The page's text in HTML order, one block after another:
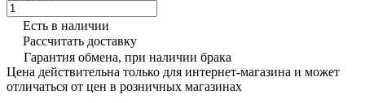
Есть в наличии
Рассчитать доставку
Гарантия обмена, при наличии брака
Цена действительна только для интернет-магазина и может
отличаться от цен в розничных магазинах